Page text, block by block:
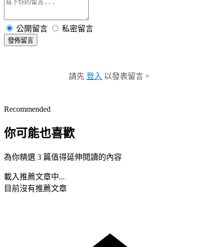
公開留言 私密留言
發佈留言
請先 登入 以發表留言。
Recommended
你可能也喜歡
為你精選 3 篇值得延伸閱讀的內容
載入推薦文章中...
目前沒有推薦文章